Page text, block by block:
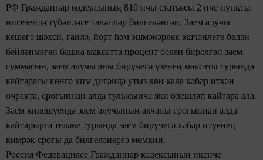
РФ Гражданнар кодексының 810 нчы статьясы 2 нче пункты
нигезендә түбәндәге таләпләр билгеләнгән. Заем алучы
кешегә шәхси, гаилә, йорт һәм эшмәкәрлек эшчәнлеге белән
бәйләнмәгән башка максатта процент белән бирелгән заем
суммасын, заем алучы аны бирүчегә үзенең максаты турында
кайтарасы көнгә ким дигәндә утыз көн кала хәбәр иткән
очракта, срогыннан алда тулысынча яки өлешләп кайтара ала.
Заем килешүендә заем алучының акчаны срогыннан алда
кайтарырга теләве турында заем бирүчегә хәбәр итүенең
кимрәк срогы да билгеләнергә мөмкин.
Россия Федерациясе Гражданнар кодексының икенче